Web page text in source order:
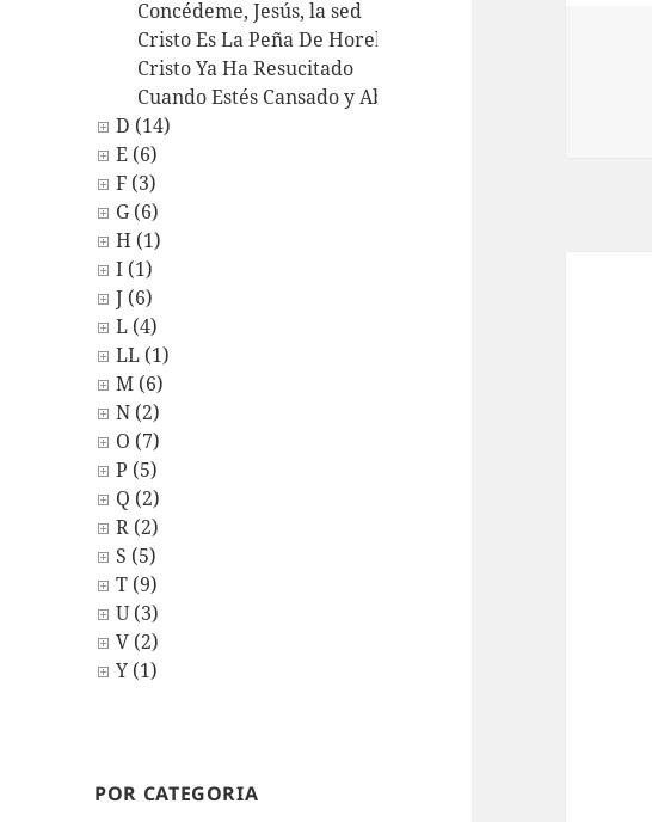
Concédeme, Jesús, la sed
Cristo Es La Peña De Horeb
Cristo Ya Ha Resucitado
Cuando Estés Cansado y Abatido
D (14)
E (6)
F (3)
G (6)
H (1)
I (1)
J (6)
L (4)
LL (1)
M (6)
N (2)
O (7)
P (5)
Q (2)
R (2)
S (5)
T (9)
U (3)
V (2)
Y (1)
POR CATEGORIA